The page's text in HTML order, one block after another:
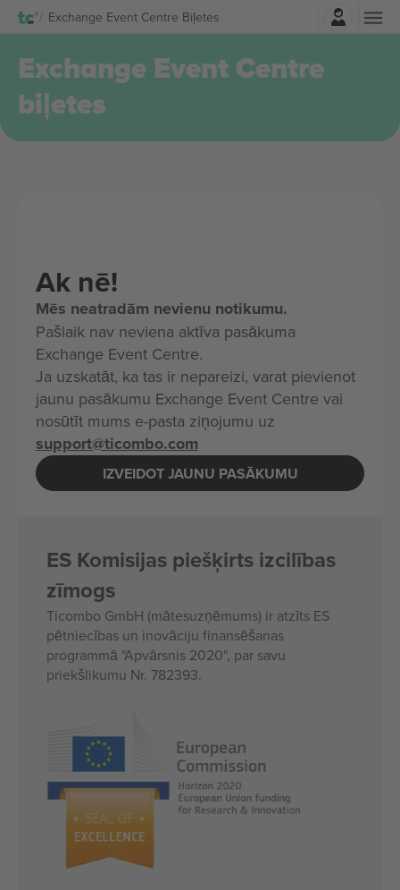
Exchange Event Centre BiļetesPierakstīties
Exchange Event Centre
biļetes
Ak nē!
Mēs neatradām nevienu notikumu.
Pašlaik nav neviena aktīva pasākuma
Exchange Event Centre.
Ja uzskatāt, ka tas ir nepareizi, varat pievienot
jaunu pasākumu Exchange Event Centre vai
nosūtīt mums e-pasta ziņojumu uz
support@ticombo.com
IZVEIDOT JAUNU PASĀKUMU
ES Komisijas piešķirts izcilības
zīmogs
Ticombo GmbH (mātesuzņēmums) ir atzīts ES
pētniecības un inovāciju finansēšanas
programmā "Apvārsnis 2020", par savu
priekšlikumu Nr. 782393.